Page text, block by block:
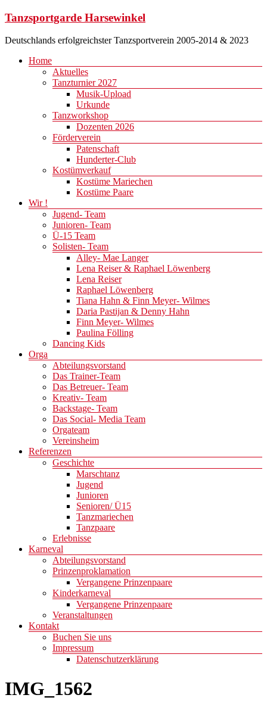
Zum
springen
Tanzsportgarde Harsewinkel
Deutschlands erfolgreichster Tanzsportverein 2005-2014 & 2023
Menü
Home
Aktuelles
Tanzturnier 2027
Musik-Upload
Urkunde
Tanzworkshop
Dozenten 2026
Förderverein
Patenschaft
Hunderter-Club
Kostümverkauf
Kostüme Mariechen
Kostüme Paare
Wir !
Jugend- Team
Junioren- Team
Ü-15 Team
Solisten- Team
Alley- Mae Langer
Lena Reiser & Raphael Löwenberg
Lena Reiser
Raphael Löwenberg
Tiana Hahn & Finn Meyer- Wilmes
Daria Pastijan & Denny Hahn
Finn Meyer- Wilmes
Paulina Fölling
Dancing Kids
Orga
Abteilungsvorstand
Das Trainer-Team
Das Betreuer- Team
Kreativ- Team
Backstage- Team
Das Social- Media Team
Orgateam
Vereinsheim
Referenzen
Geschichte
Marschtanz
Jugend
Junioren
Senioren/ Ü15
Tanzmariechen
Tanzpaare
Erlebnisse
Karneval
Abteilungsvorstand
Prinzenproklamation
Vergangene Prinzenpaare
Kinderkarneval
Vergangene Prinzenpaare
Veranstaltungen
Kontakt
Buchen Sie uns
Impressum
Datenschutzerklärung
IMG_1562